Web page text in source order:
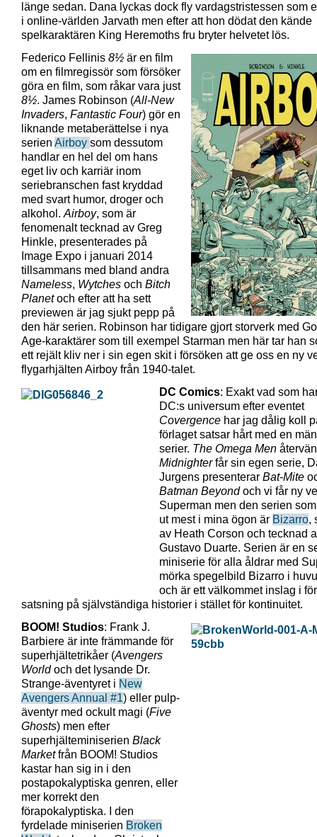
länge sedan. Dana lyckas dock fly vardagstristessen som
i online-världen Jarvath men efter att hon dödat den kände
spelkaraktären King Heremoths fru bryter helvetet lös.
Federico Fellinis 8½ är en film
om en filmregissör som försöker
göra en film, som råkar vara just
8½. James Robinson (All-New
Invaders, Fantastic Four) gör en
liknande metaberättelse i nya
serien Airboy som dessutom
handlar en hel del om hans
eget liv och karriär inom
seriebranschen fast kryddad
med svart humor, droger och
alkohol. Airboy, som är
fenomenalt tecknad av Greg
Hinkle, presenterades på
Image Expo i januari 2014
tillsammans med bland andra
Nameless, Wytches och Bitch
Planetoch efter att ha sett
previewen är jag sjukt pepp på
den här serien. Robinson har tidigare gjort storverk med
Age-karaktärer som till exempel Starman men här tar han
ett rejält kliv ner i sin egen skit i försöken att ge oss en ny
flygarhjälten Airboy från 1940-talet.
DC Comics: Exakt vad som
DC:s universum efter eventet
Covergence har jag dålig koll
förlaget satsar hårt med en
serier. The Omega Men
Midnighterfår sin egen serie,
Jurgens presenterar Bat-Mite
Batman Beyondoch vi får ny
Superman men den serien
ut mest i mina ögon är Bizarro,
av Heath Corson och tecknad
Gustavo Duarte. Serien är en
miniserie för alla åldrar med
mörka spegelbild Bizarro i
och är ett välkommet inslag i
satsning på självständiga historier i stället för kontinuitet.
BOOM! Studios: Frank J.
Barbiere är inte främmande för
superhjältetrikåer (Avengers
Worldoch det lysande Dr.
Strange-äventyret i New
Avengers Annual #1) eller pulp-
äventyr med ockult magi (Five
Ghosts) men efter
superhjälteminiserien Black
Marketfrån BOOM! Studios
kastar han sig in i den
postapokalyptiska genren, eller
mer korrekt den
förapokalyptiska. I den
fyrdelade miniserien Broken